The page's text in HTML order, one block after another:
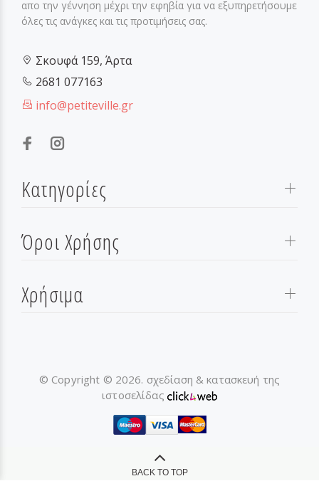
απο την γέννηση μέχρι την εφηβία για να εξυπηρετήσουμε
όλες τις ανάγκες και τις προτιμήσεις σας.
Σκουφά 159, Άρτα
2681 077163
info@petiteville.gr
Κατηγορίες
Όροι Χρήσης
Χρήσιμα
© Copyright © 2026. σχεδίαση & κατασκευή της
ιστοσελίδας
BACK TO TOP